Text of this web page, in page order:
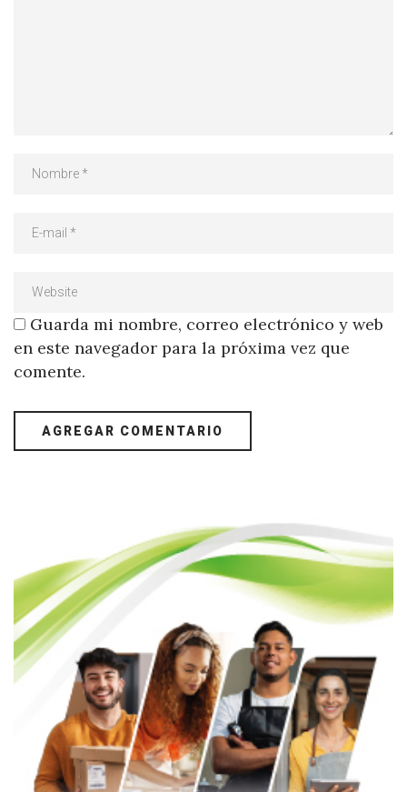
Guarda mi nombre, correo electrónico y web
en este navegador para la próxima vez que
comente.